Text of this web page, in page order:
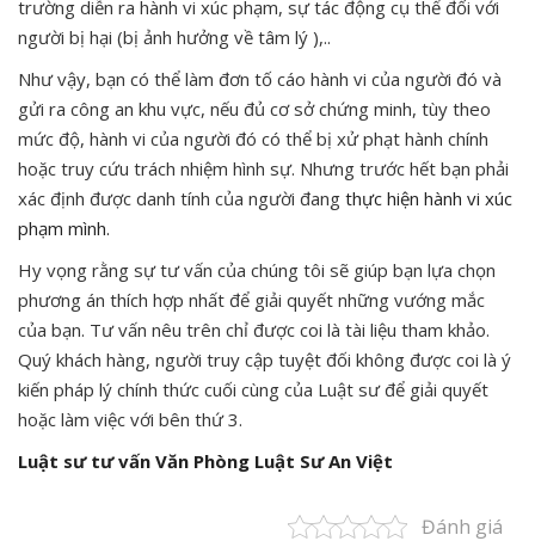
trường diễn ra hành vi xúc phạm, sự tác động cụ thể đối với
người bị hại (bị ảnh hưởng về tâm lý ),..
Như vậy, bạn có thể làm đơn tố cáo hành vi của người đó và
gửi ra công an khu vực, nếu đủ cơ sở chứng minh, tùy theo
mức độ, hành vi của người đó có thể bị xử phạt hành chính
hoặc truy cứu trách nhiệm hình sự. Nhưng trước hết bạn phải
xác định được danh tính của người đang thực hiện hành vi xúc
phạm mình.
Hy vọng rằng sự tư vấn của chúng tôi sẽ giúp bạn lựa chọn
phương án thích hợp nhất để giải quyết những vướng mắc
của bạn. Tư vấn nêu trên chỉ được coi là tài liệu tham khảo.
Quý khách hàng, người truy cập tuyệt đối không được coi là ý
kiến pháp lý chính thức cuối cùng của Luật sư để giải quyết
hoặc làm việc với bên thứ 3.
Luật sư tư vấn Văn Phòng Luật Sư An Việt
Đánh giá